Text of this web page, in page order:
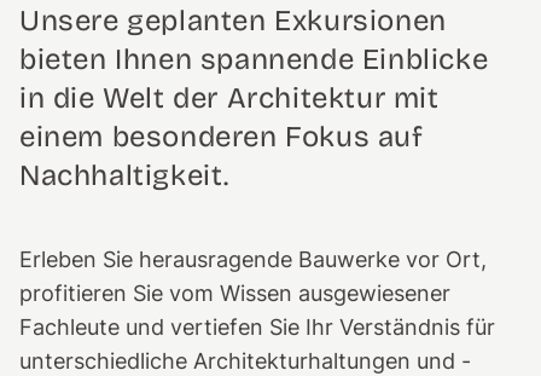
Unsere geplanten Exkursionen
bieten Ihnen spannende Einblicke
in die Welt der Architektur mit
einem besonderen Fokus auf
Nachhaltigkeit.
Erleben Sie herausragende Bauwerke vor Ort,
profitieren Sie vom Wissen ausgewiesener
Fachleute und vertiefen Sie Ihr Verständnis für
unterschiedliche Architekturhaltungen und -